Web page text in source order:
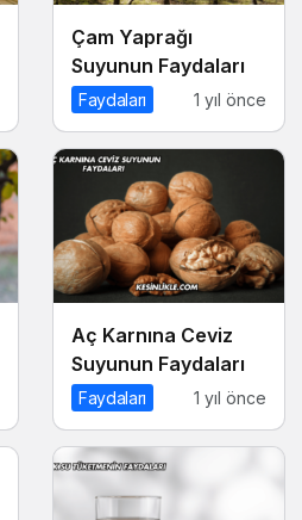
Çam Yaprağı
Suyunun Faydaları
Faydaları 1 yıl önce
Aç Karnına Ceviz
Suyunun Faydaları
Faydaları 1 yıl önce